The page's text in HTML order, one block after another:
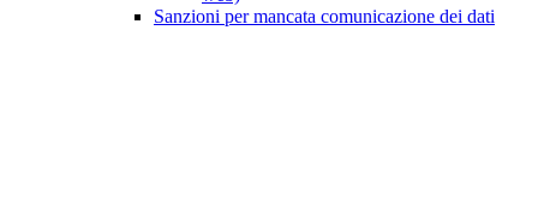
Sanzioni per mancata comunicazione dei dati